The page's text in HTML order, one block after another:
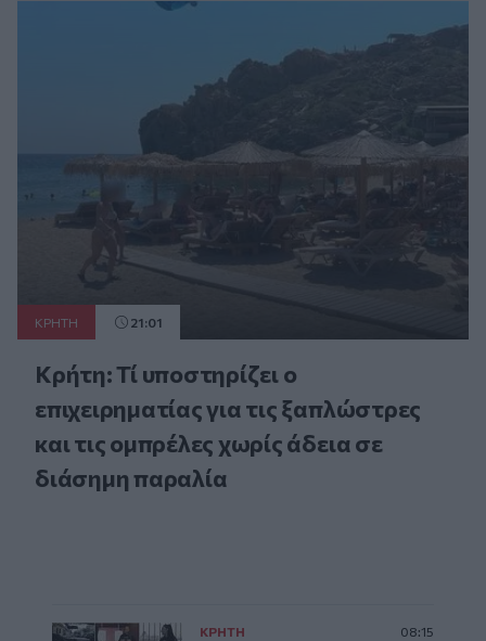
ΚΡΗΤΗ 21:01
Κρήτη: Τί υποστηρίζει ο
επιχειρηματίας για τις ξαπλώστρες
και τις ομπρέλες χωρίς άδεια σε
διάσημη παραλία
ΚΡΗΤΗ 08:15